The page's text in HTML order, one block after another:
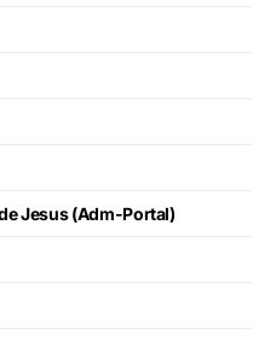
Jesus (Adm-Portal)